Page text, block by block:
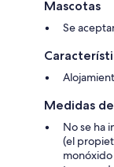
Mascotas
Se
Medidas
No se ha
(el